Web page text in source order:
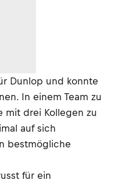
Dunlop und konnte
In einem Team zu
mit drei Kollegen zu
auf sich
bestmögliche
für ein